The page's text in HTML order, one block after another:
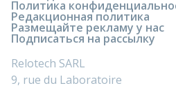
Политика
Редакционная политика
Размещайте рекламу у нас
Подписаться на рассылку
Relotech SARL
9, rue du Laboratoire